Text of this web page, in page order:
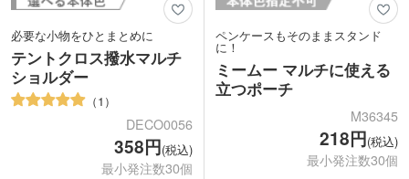
必要な小物をひとまとめに
テントクロス撥水マルチ
ショルダー
1
DECO0056
358円(税込)
最小発注数30個
ペンケースもそのままスタンド
に！
ミームー マルチに使える
立つポーチ
M36345
218円(税込)
最小発注数30個